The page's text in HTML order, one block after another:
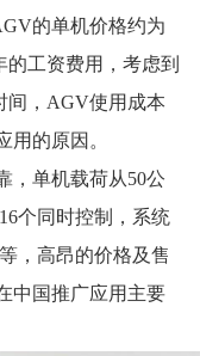
的单机价格约为
的工资费用，考虑到
间，AGV使用成本
的原因。
，单机载荷从50公
个同时控制，系统
，高昂的价格及售
中国推广应用主要